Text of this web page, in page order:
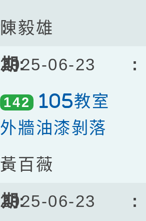
陳毅雄
2025-06-23
142
105教室
外牆油漆剝落
黃百薇
2025-06-23